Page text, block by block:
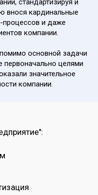
стандартизируя и
внося кардинальные
процессов и даже
компании.
основной задачи
первоначально целями
значительное
компании.